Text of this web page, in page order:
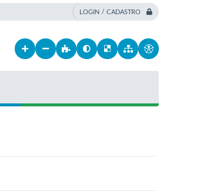
LOGIN / CADASTRO